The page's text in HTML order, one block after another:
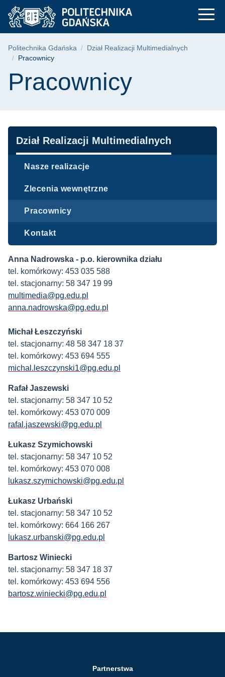
Przejdź
do
menu
Przejdź
do
wyszukiwarki
Przejdź
do
treści
Pracownicy -
Ścieżka nawigacyjna
Politechnika Gdańska
Dział Realizacji Multimedialnych
Pracownicy
Treść strony
Pracownicy
Nawigacja
Dział Realizacji Multimedialnych
Nasze realizacje
Zlecenia wewnętrzne
Pracownicy
Kontakt
Anna Nadrowska - p.o. kierownika działu
tel. komórkowy: 453 035 588
tel. stacjonarny: 58 347 19 99
multimedia@pg.edu.pl
anna.nadrowska@pg.edu.pl
Michał Łeszczyński
tel. stacjonarny: 48 58 347 18 37
tel. komórkowy: 453 694 555
michal.leszczynski1@pg.edu.pl
Rafał Jaszewski
tel. stacjonarny: 58 347 10 52
tel. komórkowy: 453 070 009
rafal.jaszewski@pg.edu.pl
Łukasz Szymichowski
tel. stacjonarny: 58 347 10 52
tel. komórkowy: 453 070 008
lukasz.szymichowski@pg.edu.pl
Łukasz Urbański
tel. stacjonarny: 58 347 10 52
tel. komórkowy: 664 166 267
lukasz.urbanski@pg.edu.pl
Bartosz Winiecki
tel. stacjonarny: 58 347 18 37
tel. komórkowy: 453 694 556
bartosz.winiecki@pg.edu.pl
Partnerstwa